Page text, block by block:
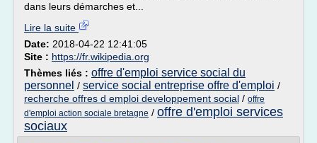
dans leurs démarches et...
Lire la suite
Date: 2018-04-22 12:41:05
Site : https://fr.wikipedia.org
Thèmes liés : offre d'emploi service social du
personnel / service social entreprise offre d'emploi /
recherche offres d emploi developpement social / offre
d'emploi action sociale bretagne / offre d'emploi services
sociaux